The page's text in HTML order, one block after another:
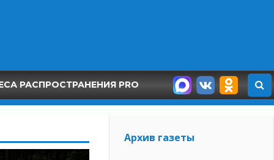
РАСПРОСТРАНЕНИЯ PRO
Архив газеты